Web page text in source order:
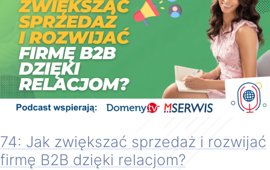
74: Jak zwiększać sprzedaż i rozwijać
firmę B2B dzięki relacjom?